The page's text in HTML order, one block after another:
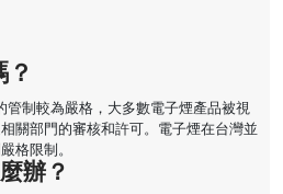
制較為嚴格，大多數電子煙產品被視
關部門的審核和許可。電子煙在台灣並
格限制。
辦？